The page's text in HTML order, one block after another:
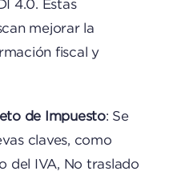
4.0. Estas
mejorar la
fiscal y
de Impuesto: Se
claves, como
del IVA, No traslado